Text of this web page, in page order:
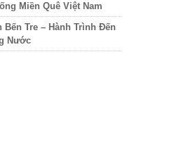
Miền Quê Việt Nam
Tre – Hành Trình Đến
Nước